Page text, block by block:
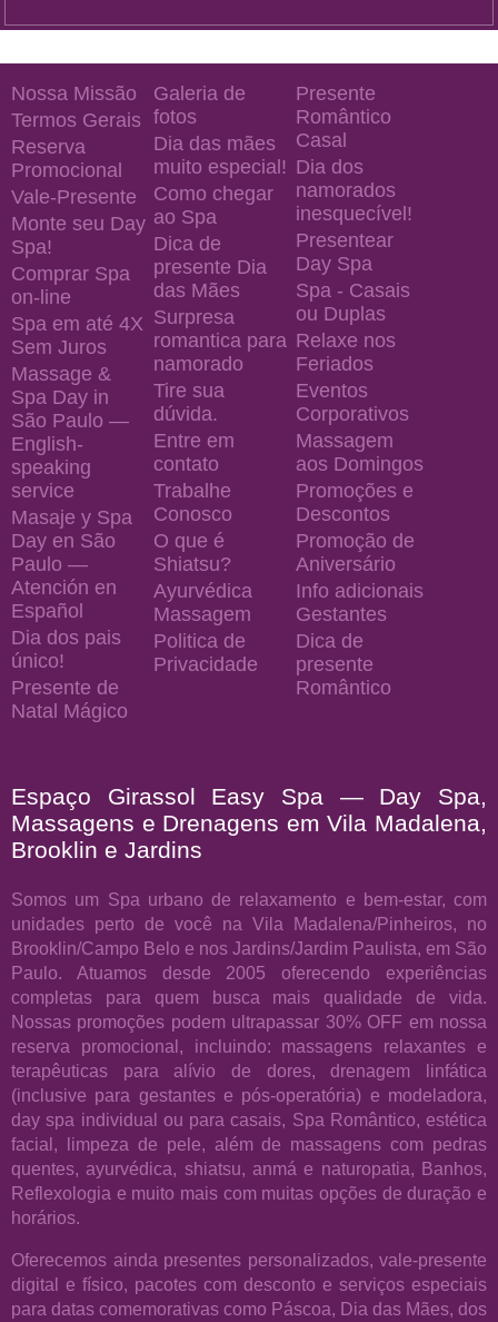
Nossa Missão
Termos Gerais
Reserva
Promocional
Vale-Presente
Monte seu Day
Spa!
Comprar Spa
on-line
Spa em até 4X
Sem Juros
Massage &
Spa Day in
São Paulo —
English-
speaking
service
Masaje y Spa
Day en São
Paulo —
Atención en
Español
Dia dos pais
único!
Presente de
Natal Mágico
Galeria de
fotos
Dia das mães
muito especial!
Como chegar
ao Spa
Dica de
presente Dia
das Mães
Surpresa
romantica para
namorado
Tire sua
dúvida.
Entre em
contato
Trabalhe
Conosco
O que é
Shiatsu?
Ayurvédica
Massagem
Politica de
Privacidade
Presente
Romântico
Casal
Dia dos
namorados
inesquecível!
Presentear
Day Spa
Spa - Casais
ou Duplas
Relaxe nos
Feriados
Eventos
Corporativos
Massagem
aos Domingos
Promoções e
Descontos
Promoção de
Aniversário
Info adicionais
Gestantes
Dica de
presente
Romântico
Espaço Girassol Easy Spa — Day Spa,
Massagens e Drenagens em Vila Madalena,
Brooklin e Jardins
Somos um Spa urbano de relaxamento e bem-estar, com
unidades perto de você na Vila Madalena/Pinheiros, no
Brooklin/Campo Belo e nos Jardins/Jardim Paulista, em São
Paulo. Atuamos desde 2005 oferecendo experiências
completas para quem busca mais qualidade de vida.
Nossas promoções podem ultrapassar 30% OFF em nossa
reserva promocional, incluindo: massagens relaxantes e
terapêuticas para alívio de dores, drenagem linfática
(inclusive para gestantes e pós-operatória) e modeladora,
day spa individual ou para casais, Spa Romântico, estética
facial, limpeza de pele, além de massagens com pedras
quentes, ayurvédica, shiatsu, anmá e naturopatia, Banhos,
Reflexologia e muito mais com muitas opções de duração e
horários.
Oferecemos ainda presentes personalizados, vale-presente
digital e físico, pacotes com desconto e serviços especiais
para datas comemorativas como Páscoa, Dia das Mães, dos